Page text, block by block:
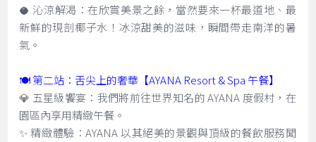
🥥 沁涼解渴：在欣賞美景之餘，當然要來一杯最道地、最
新鮮的現剖椰子水！冰涼甜美的滋味，瞬間帶走南洋的暑
氣。
🍽️ 第二站：舌尖上的奢華【AYANA Resort & Spa 午餐】
💎 五星級饗宴：我們將前往世界知名的 AYANA 度假村，在
園區內享用精緻午餐。
✨ 精緻體驗：AYANA 以其絕美的景觀與頂級的餐飲服務聞